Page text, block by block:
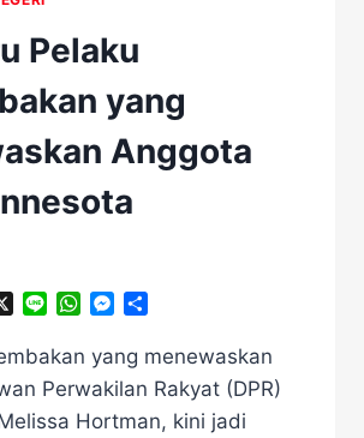
Pelaku
yang
Anggota
Line WhatsAppMessenger
yang menewaskan
Perwakilan Rakyat (DPR)
Hortman, kini jadi